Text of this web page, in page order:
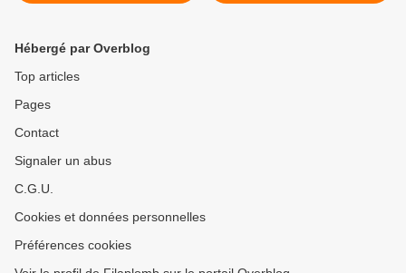
Hébergé par Overblog
Top articles
Pages
Contact
Signaler un abus
C.G.U.
Cookies et données personnelles
Préférences cookies